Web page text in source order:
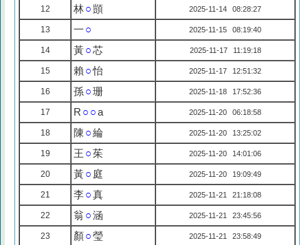
12 林○顗 2025-11-14 08:28:27
13 一 ○ 2025-11-15 08:19:40
14 黃○芯 2025-11-17 11:19:18
15 賴 ○怡 2025-11-17 12:51:32
16 孫○珊 2025-11-18 17:52:36
17 R ○○a 2025-11-20 06:18:58
18 陳 ○綸 2025-11-20 13:25:02
19 王 ○茱 2025-11-20 14:01:06
20 黃○ 庭 2025-11-20 19:09:49
21 李○真 2025-11-21 21:18:08
22 翁 ○涵 2025-11-21 23:45:56
23 顏○瑩 2025-11-21 23:58:49